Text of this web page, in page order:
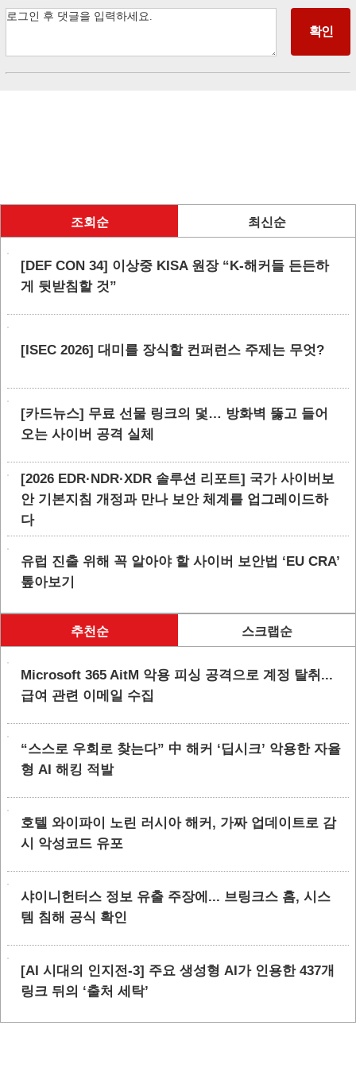
조회순 최신순
[DEF CON 34] 이상중 KISA 원장 “K-해커들 든든하
게 뒷받침할 것”
[ISEC 2026] 대미를 장식할 컨퍼런스 주제는 무엇?
[카드뉴스] 무료 선물 링크의 덫… 방화벽 뚫고 들어
오는 사이버 공격 실체
[2026 EDR·NDR·XDR 솔루션 리포트] 국가 사이버보
안 기본지침 개정과 만나 보안 체계를 업그레이드하
다
유럽 진출 위해 꼭 알아야 할 사이버 보안법 ‘EU CRA’
톺아보기
추천순 스크랩순
Microsoft 365 AitM 악용 피싱 공격으로 계정 탈취...
급여 관련 이메일 수집
“스스로 우회로 찾는다” 中 해커 ‘딥시크’ 악용한 자율
형 AI 해킹 적발
호텔 와이파이 노린 러시아 해커, 가짜 업데이트로 감
시 악성코드 유포
샤이니헌터스 정보 유출 주장에... 브링크스 홈, 시스
템 침해 공식 확인
[AI 시대의 인지전-3] 주요 생성형 AI가 인용한 437개
링크 뒤의 ‘출처 세탁’